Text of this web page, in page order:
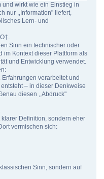
wirkt wie ein Einstieg in
nur ,,Information" liefert,
Lern- und
Sinn ein technischer oder
im Kontext dieser Plattform als
und Entwicklung verwendet.
verarbeitet und
– in dieser Denkweise
diesen ,,Abdruck"
Definition, sondern eher
vermischen sich:
Sinn, sondern auf